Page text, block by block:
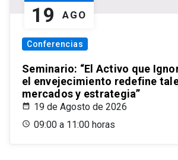
19 AGO
Conferencias
Seminario: “El Activo que
el envejecimiento redefine
mercados y estrategia”
19 de Agosto de 2026
09:00 a 11:00 horas